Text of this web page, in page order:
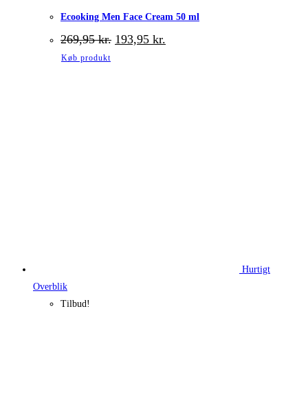
Ecooking Men Face Cream 50 ml
269,95kr. Den
oprindelige
193,95 kr.
Køb produkt
Hurtigt
Overblik
Tilbud!